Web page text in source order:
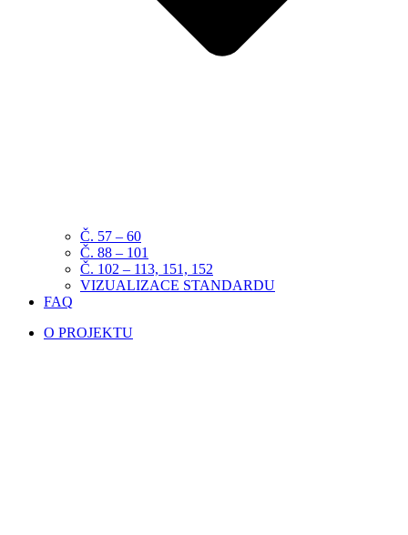
Č. 57 – 60
Č. 88 – 101
Č. 102 – 113, 151, 152
VIZUALIZACE STANDARDU
FAQ
O PROJEKTU